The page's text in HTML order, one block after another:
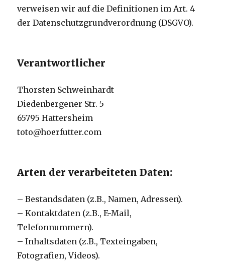
verweisen wir auf die Definitionen im Art. 4
der Datenschutzgrundverordnung (DSGVO).
Verantwortlicher
Thorsten Schweinhardt
Diedenbergener Str. 5
65795 Hattersheim
toto@hoerfutter.com
Arten der verarbeiteten Daten:
– Bestandsdaten (z.B., Namen, Adressen).
– Kontaktdaten (z.B., E-Mail,
Telefonnummern).
– Inhaltsdaten (z.B., Texteingaben,
Fotografien, Videos).